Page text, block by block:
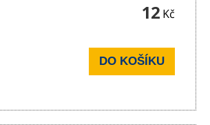
12 Kč
DO KOŠÍKU